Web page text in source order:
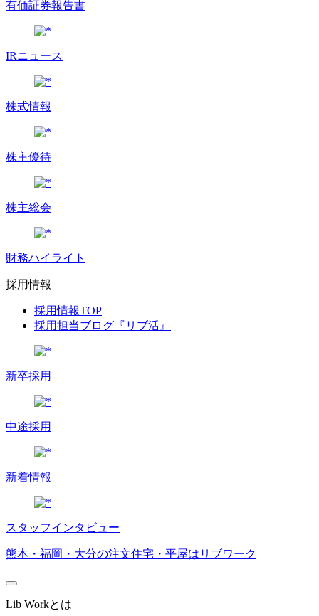
有価証券報告書
IRニュース
株式情報
株主優待
株主総会
財務ハイライト
採用情報
採用情報TOP
採用担当ブログ『リブ活』
新卒採用
中途採用
新着情報
スタッフインタビュー
熊本・福岡・大分の注文住宅・平屋はリブワーク
Lib Workとは